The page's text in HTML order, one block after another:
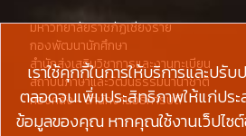
มหาวิทยาลัยราชภัฏเชียงราย
กองพัฒนานักศึกษา
สำนักส่งเสริมวิชาการและงานทะเบียน
สถาบันภาษาและวัฒนธรรมนานาชาติ
กองคลัง - สำนักงานอธิการบดี
เราใช้คุกกี้ในการให้บริการและปรับ
ตลอดจนเพิ่มประสิทธิภาพให้แก่ปร
ข้อมูลของคุณ หากคุณใช้งานเว็ปไซ